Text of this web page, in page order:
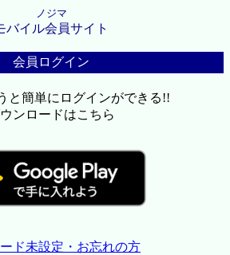
ノジマ
バイル会員サイト
会員ログイン
と簡単にログインができる!!
ンロードはこちら
ド未設定・お忘れの方